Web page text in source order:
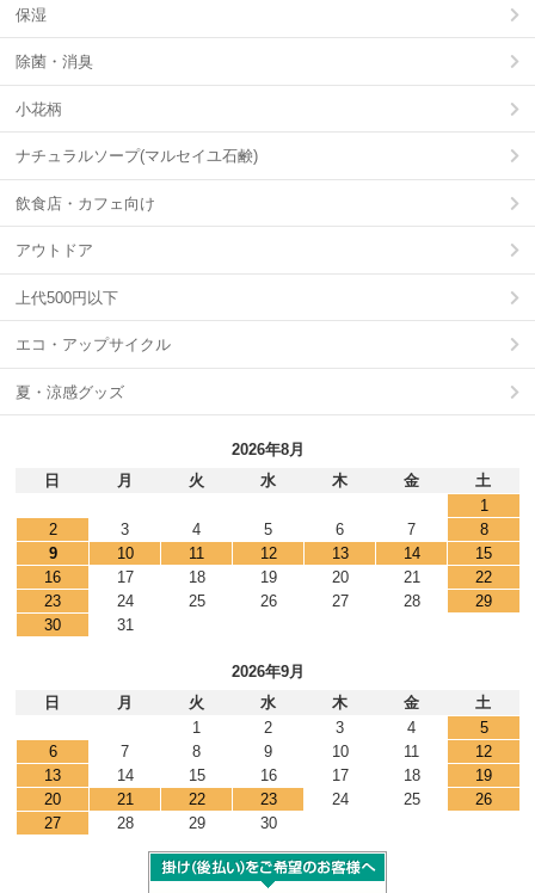
保湿
除菌・消臭
小花柄
ナチュラルソープ(マルセイユ石鹸)
飲食店・カフェ向け
アウトドア
上代500円以下
エコ・アップサイクル
夏・涼感グッズ
2026年8月
日
月 火 水 木 金
土
1
2
3 4 5 6 7
8
9
10 11 12 13 14
15
16
17 18 19 20 21
22
23
24 25 26 27 28
29
30
31
2026年9月
日
月 火 水 木 金
土
1
2 3 4
5
6
7 8 9 10 11
12
13
14 15 16 17 18
19
20
21 22 23 24 25
26
27
28 29 30